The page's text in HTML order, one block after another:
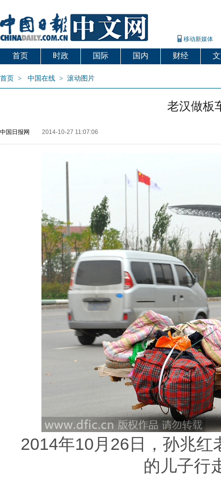
移动新媒体
首页 时政 国际 国内 财经
首页 > 中国在线 > 滚动图片
老汉做板
中国日报网 2014-10-27 11:07:06
2014年10月26日，孙兆
的儿子行